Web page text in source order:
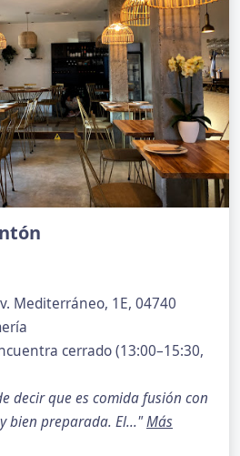
Mediterráneo, 1E, 04740
cerrado (13:00–15:30,
decir que es comida fusión con
bien preparada. El..."Más